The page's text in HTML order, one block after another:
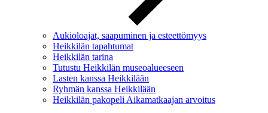
Aukioloajat, saapuminen ja esteettömyys
Heikkilän tapahtumat
Heikkilän tarina
Tutustu Heikkilän museoalueeseen
Lasten kanssa Heikkilään
Ryhmän kanssa Heikkilään
Heikkilän pakopeli Aikamatkaajan arvoitus